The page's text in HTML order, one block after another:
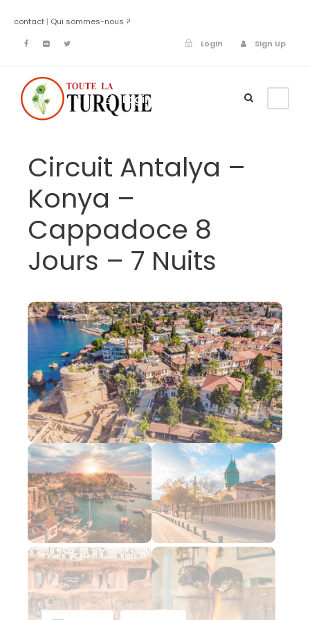
contact | Qui sommes-nous ?
Login
Sign Up
Login
Circuit Antalya –
Konya –
Cappadoce 8
Jours – 7 Nuits